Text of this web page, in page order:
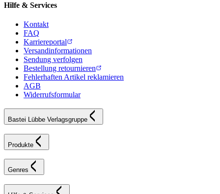
Hilfe & Services
Kontakt
FAQ
Karriereportal
Versandinformationen
Sendung verfolgen
Bestellung retournieren
Fehlerhaften Artikel reklamieren
AGB
Widerrufsformular
Bastei Lübbe Verlagsgruppe
Produkte
Genres